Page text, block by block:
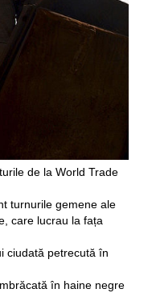
de la World Trade
turnurile gemene ale
care lucrau la fața
ciudată petrecută în
în haine negre